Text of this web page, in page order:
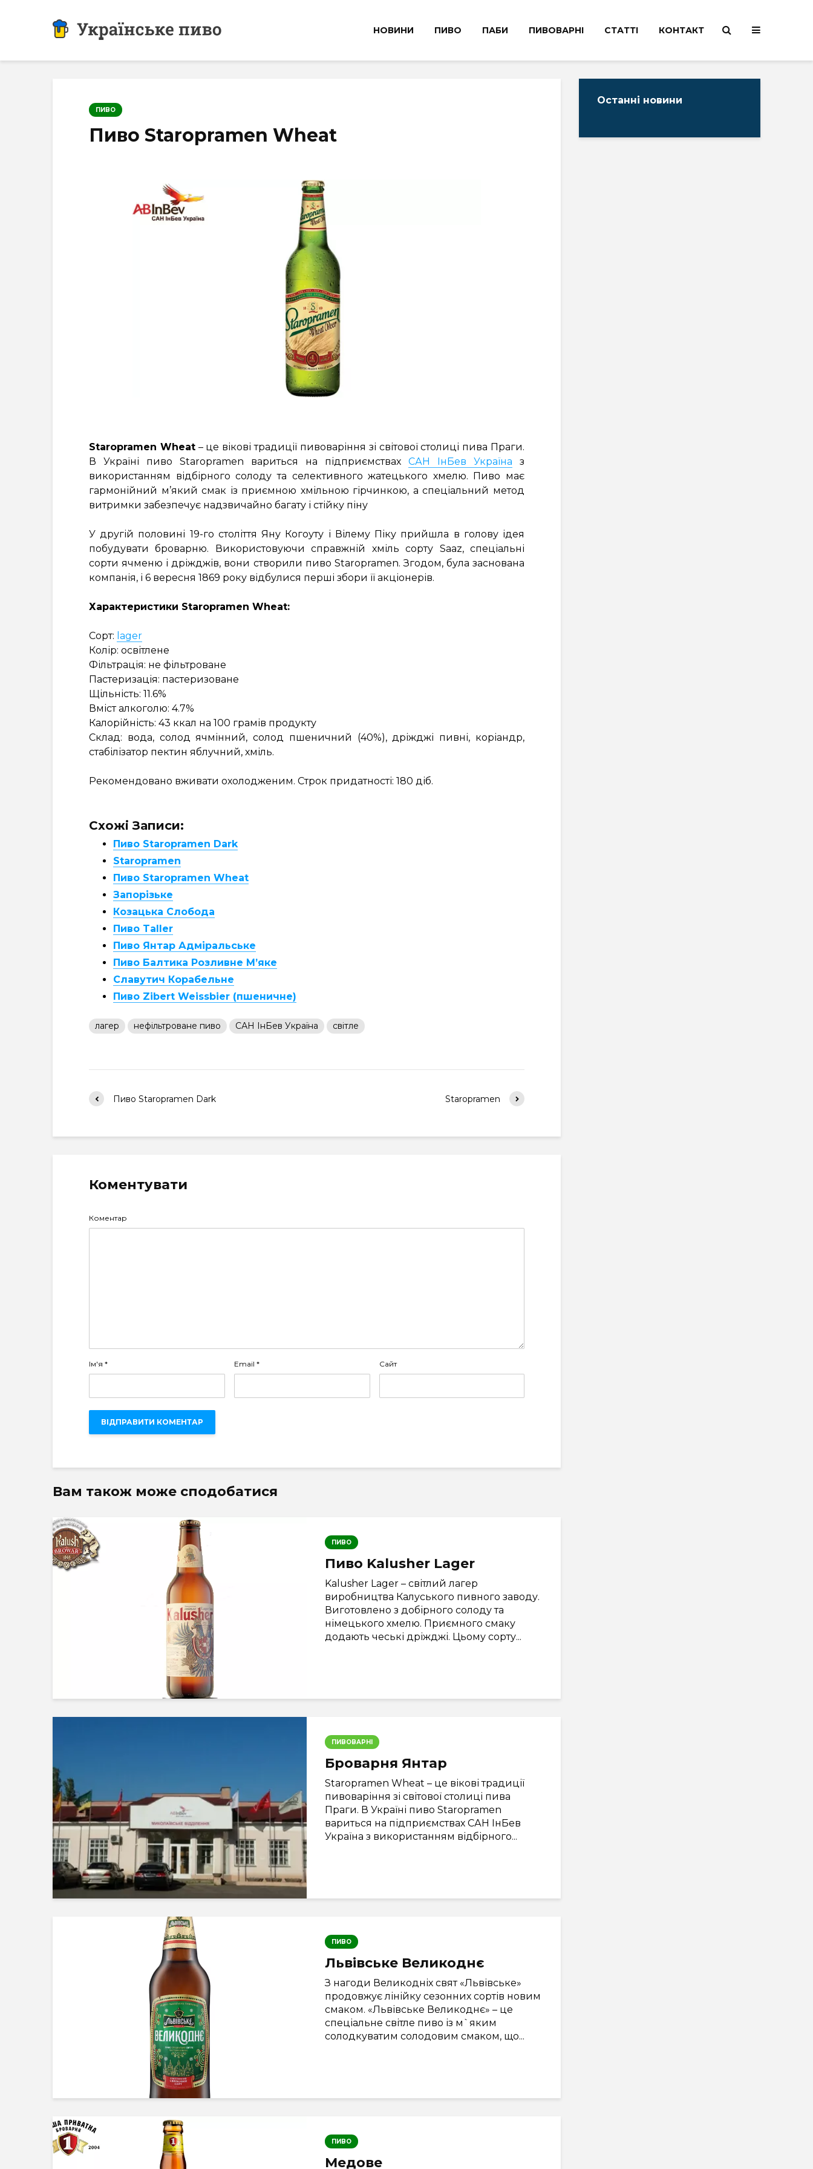
НОВИНИ ПИВО ПАБИ ПИВОВАРНІ СТАТТІ КОНТАКТ
ПИВО
Пиво Staropramen Wheat
Staropramen Wheat– це вікові традиції пивоваріння зі світової столиці пива Праги.
В Україні пиво Staropramen вариться на підприємствах САН ІнБев Україна з
використанням відбірного солоду та селективного жатецького хмелю. Пиво має
гармонійний м’який смак із приємною хмільною гірчинкою, а спеціальний метод
витримки забезпечує надзвичайно багату і стійку піну
У другій половині 19-го століття Яну Когоуту і Вілему Піку прийшла в голову ідея
побудувати броварню. Використовуючи справжній хміль сорту Saaz, спеціальні
сорти ячменю і дріжджів, вони створили пиво Staropramen. Згодом, була заснована
компанія, і 6 вересня 1869 року відбулися перші збори її акціонерів.
Характеристики Staropramen Wheat:
Сорт: lager
Колір: освітлене
Фільтрація: не фільтроване
Пастеризація: пастеризоване
Щільність: 11.6%
Вміст алкоголю: 4.7%
Калорійність: 43 ккал на 100 грамів продукту
Склад: вода, солод ячмінний, солод пшеничний (40%), дріжджі пивні, коріандр,
стабілізатор пектин яблучний, хміль.
Рекомендовано вживати охолодженим. Строк придатності: 180 діб.
Схожі Записи:
Пиво Staropramen Dark
Staropramen
Пиво Staropramen Wheat
Запорізьке
Козацька Слобода
Пиво Taller
Пиво Янтар Адміральське
Пиво Балтика Розливне М’яке
Славутич Корабельне
Пиво Zibert Weissbier (пшеничне)
лагер нефільтроване пиво САН ІнБев Україна світле
Пиво Staropramen Dark Staropramen
Коментувати
Коментар
Ім'я * Email * Сайт
Вам також може сподобатися
ПИВО
Пиво Kalusher Lager
Kalusher Lager – світлий лагер
виробництва Калуського пивного заводу.
Виготовлено з добірного солоду та
німецького хмелю. Приємного смаку
додають чеські дріжджі. Цьому сорту...
ПИВОВАРНІ
Броварня Янтар
Staropramen Wheat – це вікові традиції
пивоваріння зі світової столиці пива
Праги. В Україні пиво Staropramen
вариться на підприємствах САН ІнБев
Україна з використанням відбірного...
ПИВО
Львівське Великоднє
З нагоди Великодніх свят «Львівське»
продовжує лінійку сезонних сортів новим
смаком. «Львівське Великоднє» – це
спеціальне світле пиво із м`яким
солодкуватим солодовим смаком, що...
ПИВО
Медове
Останні новини